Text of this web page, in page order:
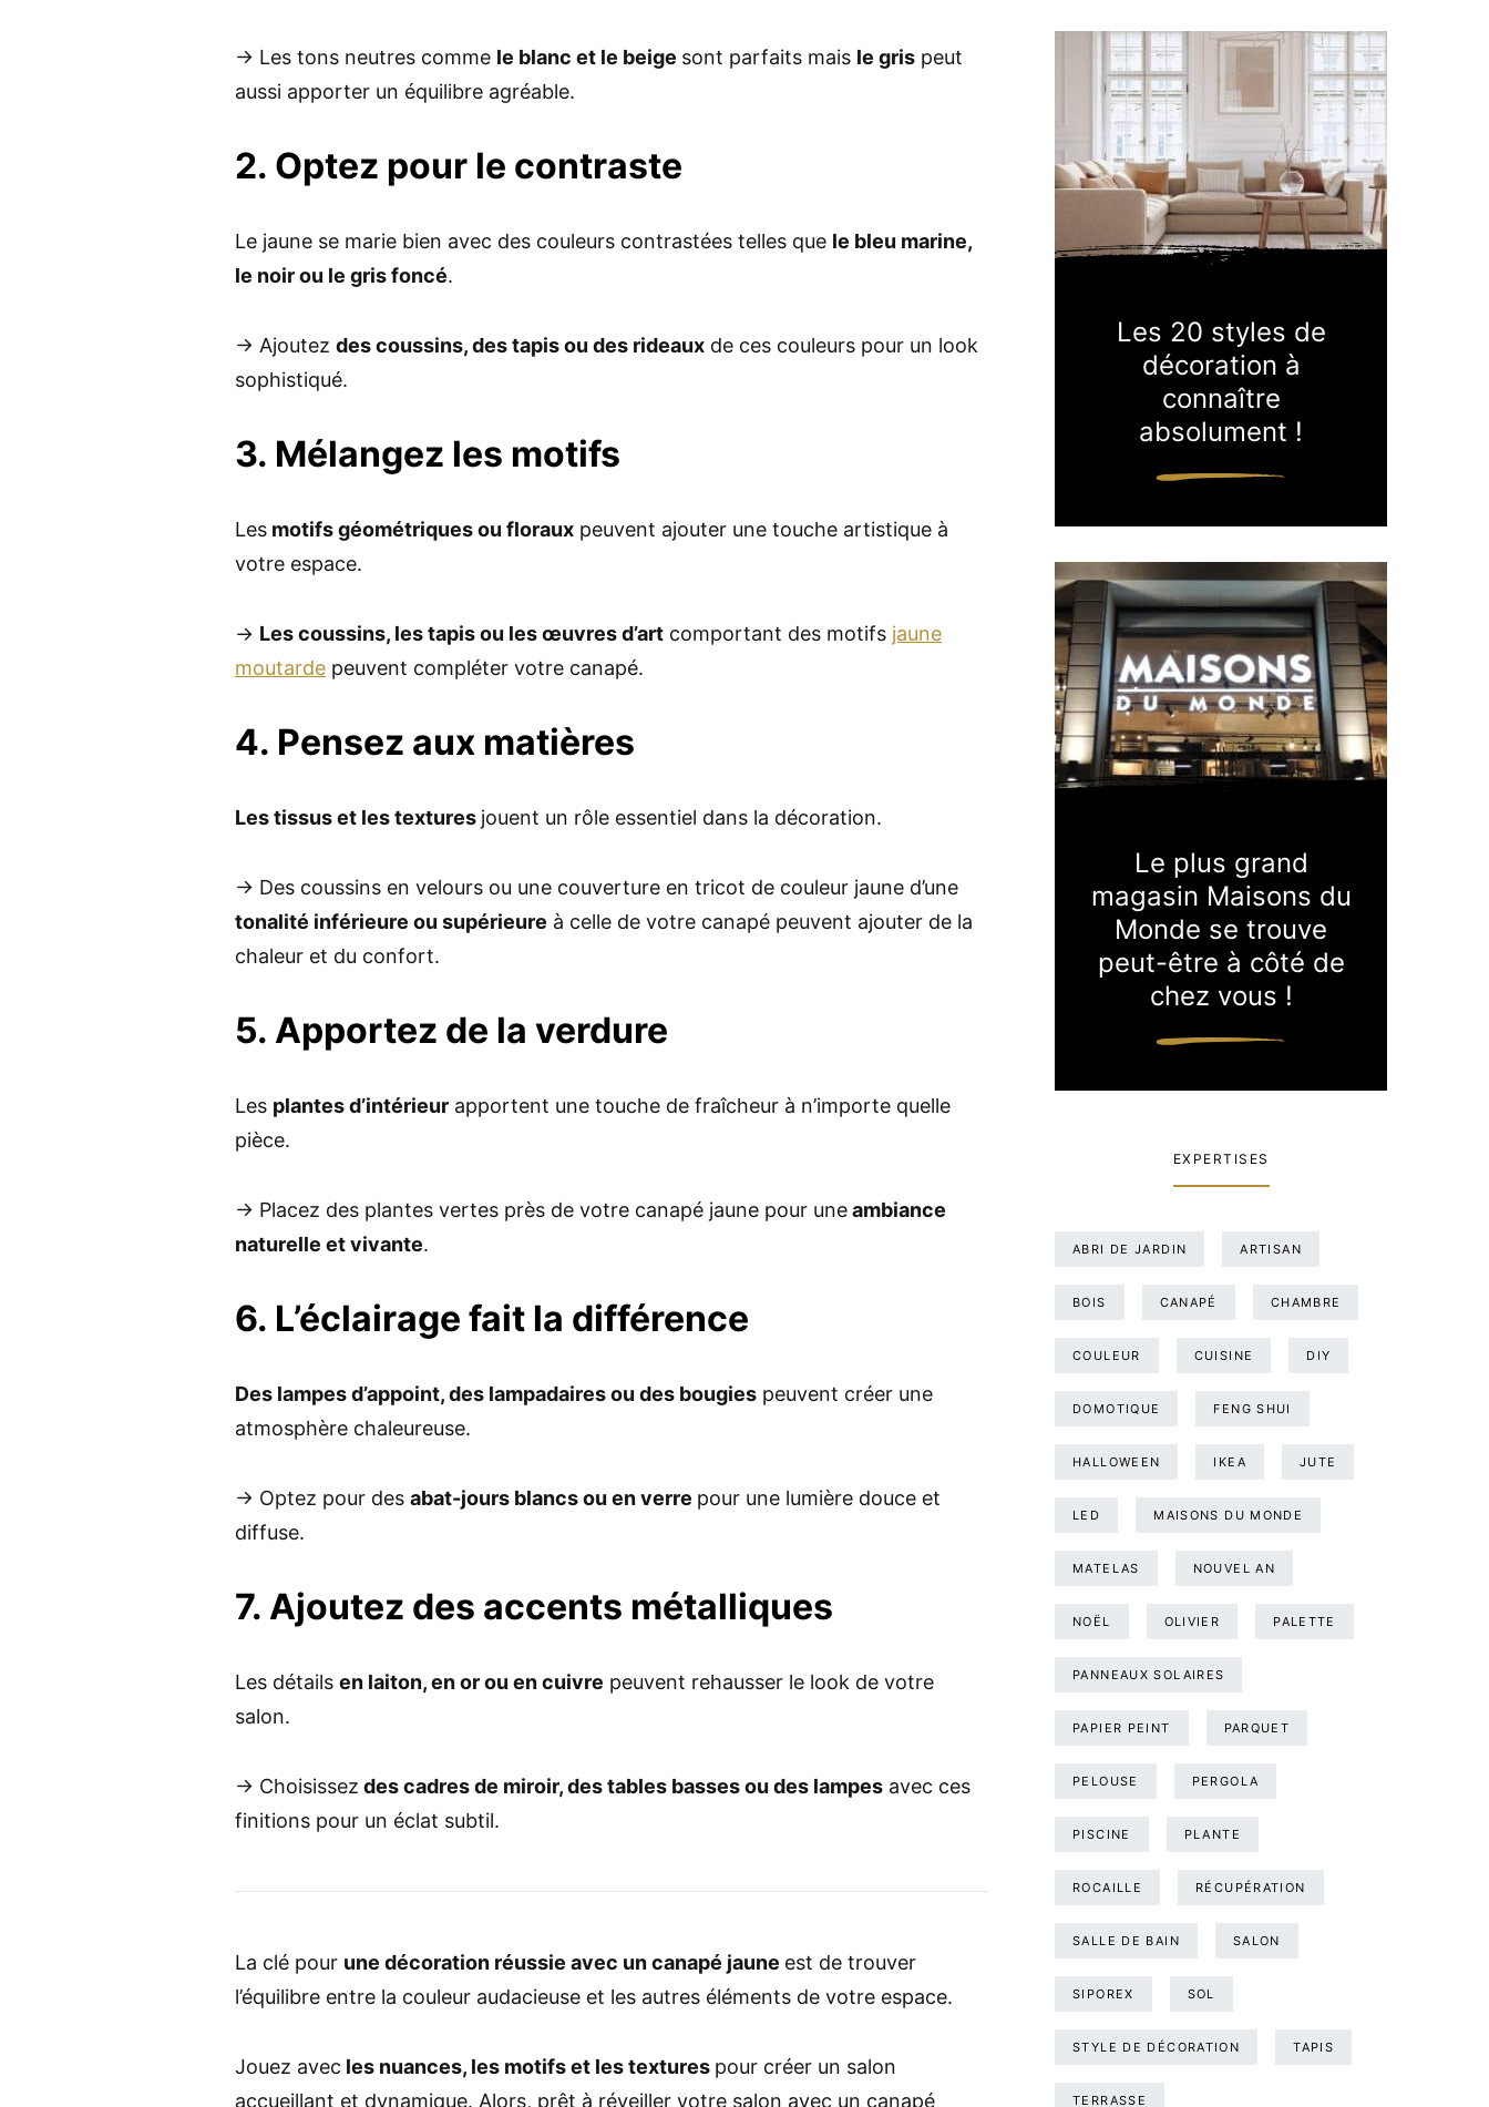
→ Les tons neutres comme le blanc et le beige sont parfaits mais le gris peut
aussi apporter un équilibre agréable.
2. Optez pour le contraste
Le jaune se marie bien avec des couleurs contrastées telles que le bleu marine,
le noir ou le gris foncé.
→ Ajoutez des coussins, des tapis ou des rideaux de ces couleurs pour un look
sophistiqué.
3. Mélangez les motifs
Les motifs géométriques ou floraux peuvent ajouter une touche artistique à
votre espace.
→ Les coussins, les tapis ou les œuvres d’art comportant des motifs jaune
moutarde peuvent compléter votre canapé.
4. Pensez aux matières
Les tissus et les textures jouent un rôle essentiel dans la décoration.
→ Des coussins en velours ou une couverture en tricot de couleur jaune d’une
tonalité inférieure ou supérieure à celle de votre canapé peuvent ajouter de la
chaleur et du confort.
5. Apportez de la verdure
Les plantes d’intérieur apportent une touche de fraîcheur à n’importe quelle
pièce.
→ Placez des plantes vertes près de votre canapé jaune pour uneambiance
naturelle et vivante.
6. L’éclairage fait la différence
Des lampes d’appoint, des lampadaires ou des bougies peuvent créer une
atmosphère chaleureuse.
→ Optez pour des abat-jours blancs ou en verre pour une lumière douce et
diffuse.
7. Ajoutez des accents métalliques
Les détails en laiton, en or ou en cuivre peuvent rehausser le look de votre
salon.
→ Choisissez des cadres de miroir, des tables basses ou des lampes avec ces
finitions pour un éclat subtil.
La clé pour une décoration réussie avec un canapé jaune est de trouver
l’équilibre entre la couleur audacieuse et les autres éléments de votre espace.
Jouez avec les nuances, les motifs et les textures pour créer un salon
accueillant et dynamique. Alors, prêt à réveiller votre salon avec un canapé
Les 20 styles de
décoration à
connaître
absolument !
Le plus grand
magasin Maisons du
Monde se trouve
peut-être à côté de
chez vous !
EXPERTISES
ABRI DE JARDIN ARTISAN
BOIS CANAPÉ CHAMBRE
COULEUR CUISINE DIY
DOMOTIQUE FENG SHUI
HALLOWEEN IKEA JUTE
LED MAISONS DU MONDE
MATELAS NOUVEL AN
NOËL OLIVIER PALETTE
PANNEAUX SOLAIRES
PAPIER PEINT PARQUET
PELOUSE PERGOLA
PISCINE PLANTE
ROCAILLE RÉCUPÉRATION
SALLE DE BAIN SALON
SIPOREX SOL
STYLE DE DÉCORATION TAPIS
TERRASSE